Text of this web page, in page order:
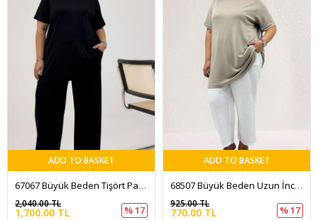
ADD TO BASKET
67067 Büyük Beden Tişört Pantolonlu Modal Takım - Siyah
1,700.00 TL
2,040.00 TL
% 17
ADD TO BASKET
68507 Büyük Beden Uzun İnce Modal Tişört - Vizon
770.00 TL
925.00 TL
% 17